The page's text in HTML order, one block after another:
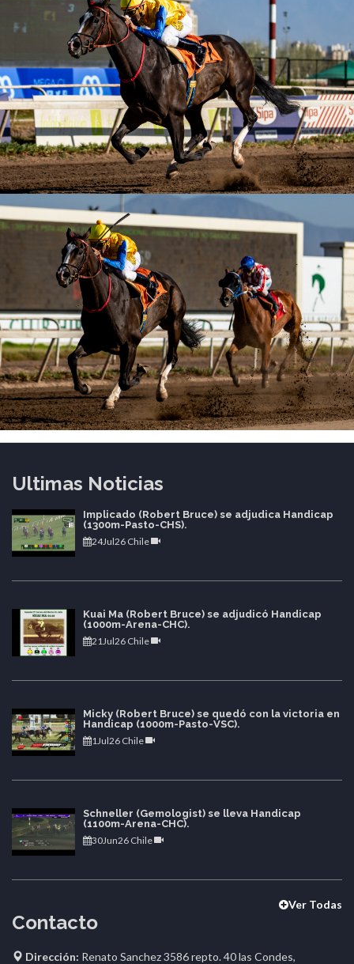
Ultimas Noticias
Implicado (Robert Bruce) se adjudica Handicap
(1300m-Pasto-CHS).
24Jul26 Chile
Kuai Ma (Robert Bruce) se adjudicó Handicap
(1000m-Arena-CHC).
21Jul26 Chile
Micky (Robert Bruce) se quedó con la victoria en
Handicap (1000m-Pasto-VSC).
1Jul26 Chile
Schneller (Gemologist) se lleva Handicap
(1100m-Arena-CHC).
30Jun26 Chile
Ver Todas
Contacto
Dirección: Renato Sanchez 3586 repto. 40 las Condes,